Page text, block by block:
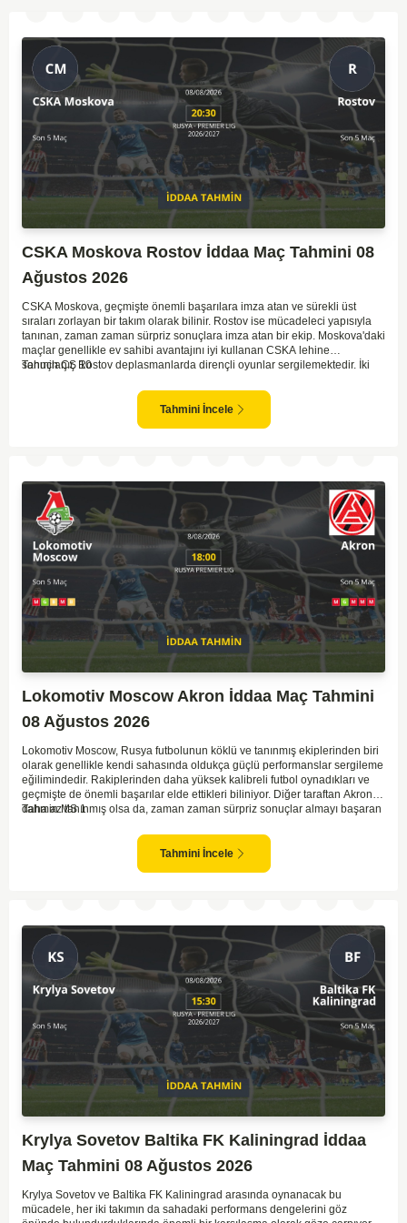
CSKA Moskova Rostov İddaa Maç Tahmini 08
Ağustos 2026
CSKA Moskova, geçmişte önemli başarılara imza atan ve sürekli üst
sıraları zorlayan bir takım olarak bilinir. Rostov ise mücadeleci yapısıyla
tanınan, zaman zaman sürpriz sonuçlara imza atan bir ekip. Moskova'daki
maçlar genellikle ev sahibi avantajını iyi kullanan CSKA lehine
sonuçlanır. Rostov deplasmanlarda dirençli oyunlar sergilemektedir. İki
göstermektedir. CSKA'nın evinde oynayacak olması ve genel istatistikler
göz önüne alındığında, CSKA'nın sahasında kolay kolay puan
kaybetmeyeceğini söyleyebiliriz.
Tahmin ÇŞ 10
Tahmini İncele
Lokomotiv Moscow Akron İddaa Maç Tahmini
08 Ağustos 2026
Lokomotiv Moscow, Rusya futbolunun köklü ve tanınmış ekiplerinden biri
olarak genellikle kendi sahasında oldukça güçlü performanslar sergileme
eğilimindedir. Rakiplerinden daha yüksek kalibreli futbol oynadıkları ve
geçmişte de önemli başarılar elde ettikleri biliniyor. Diğer taraftan Akron,
daha az tanınmış olsa da, zaman zaman sürpriz sonuçlar almayı başaran
ve güçlü ekipler karşısında istikrarlı bir performans sergilemekte
zorlanabilirler. Lokomotiv Moscow'un mevcut form durumunun ve evinde
oynama avantajının, bu karşılaşmada belirleyici olması muhtemel
Tahmin MS 1
Tahmini İncele
Krylya Sovetov Baltika FK Kaliningrad İddaa
Maç Tahmini 08 Ağustos 2026
Krylya Sovetov ve Baltika FK Kaliningrad arasında oynanacak bu
mücadele, her iki takımın da sahadaki performans dengelerini göz